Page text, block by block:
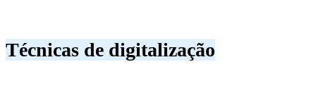
Técnicas de digitalização